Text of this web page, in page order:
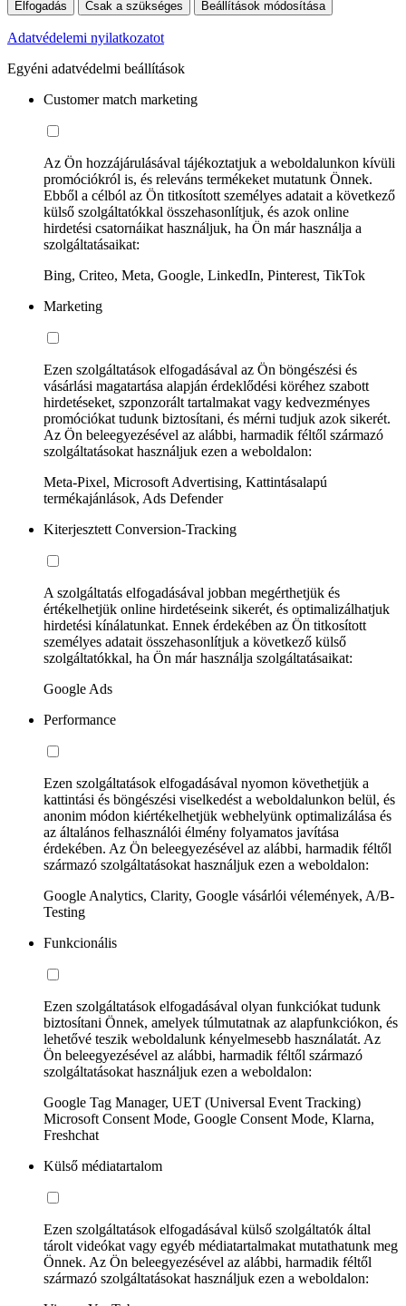
Elfogadás Csak a szükséges Beállítások módosítása
Adatvédelemi nyilatkozatot
Egyéni adatvédelmi beállítások
Customer match marketing
Az Ön hozzájárulásával tájékoztatjuk a weboldalunkon kívüli
promóciókról is, és releváns termékeket mutatunk Önnek.
Ebből a célból az Ön titkosított személyes adatait a következő
külső szolgáltatókkal összehasonlítjuk, és azok online
hirdetési csatornáikat használjuk, ha Ön már használja a
szolgáltatásaikat:
Bing, Criteo, Meta, Google, LinkedIn, Pinterest, TikTok
Marketing
Ezen szolgáltatások elfogadásával az Ön böngészési és
vásárlási magatartása alapján érdeklődési köréhez szabott
hirdetéseket, szponzorált tartalmakat vagy kedvezményes
promóciókat tudunk biztosítani, és mérni tudjuk azok sikerét.
Az Ön beleegyezésével az alábbi, harmadik féltől származó
szolgáltatásokat használjuk ezen a weboldalon:
Meta-Pixel, Microsoft Advertising, Kattintásalapú
termékajánlások, Ads Defender
Kiterjesztett Conversion-Tracking
A szolgáltatás elfogadásával jobban megérthetjük és
értékelhetjük online hirdetéseink sikerét, és optimalizálhatjuk
hirdetési kínálatunkat. Ennek érdekében az Ön titkosított
személyes adatait összehasonlítjuk a következő külső
szolgáltatókkal, ha Ön már használja szolgáltatásaikat:
Google Ads
Performance
Ezen szolgáltatások elfogadásával nyomon követhetjük a
kattintási és böngészési viselkedést a weboldalunkon belül, és
anonim módon kiértékelhetjük webhelyünk optimalizálása és
az általános felhasználói élmény folyamatos javítása
érdekében. Az Ön beleegyezésével az alábbi, harmadik féltől
származó szolgáltatásokat használjuk ezen a weboldalon:
Google Analytics, Clarity, Google vásárlói vélemények, A/B-
Testing
Funkcionális
Ezen szolgáltatások elfogadásával olyan funkciókat tudunk
biztosítani Önnek, amelyek túlmutatnak az alapfunkciókon, és
lehetővé teszik weboldalunk kényelmesebb használatát. Az
Ön beleegyezésével az alábbi, harmadik féltől származó
szolgáltatásokat használjuk ezen a weboldalon:
Google Tag Manager, UET (Universal Event Tracking)
Microsoft Consent Mode, Google Consent Mode, Klarna,
Freshchat
Külső médiatartalom
Ezen szolgáltatások elfogadásával külső szolgáltatók által
tárolt videókat vagy egyéb médiatartalmakat mutathatunk meg
Önnek. Az Ön beleegyezésével az alábbi, harmadik féltől
származó szolgáltatásokat használjuk ezen a weboldalon: